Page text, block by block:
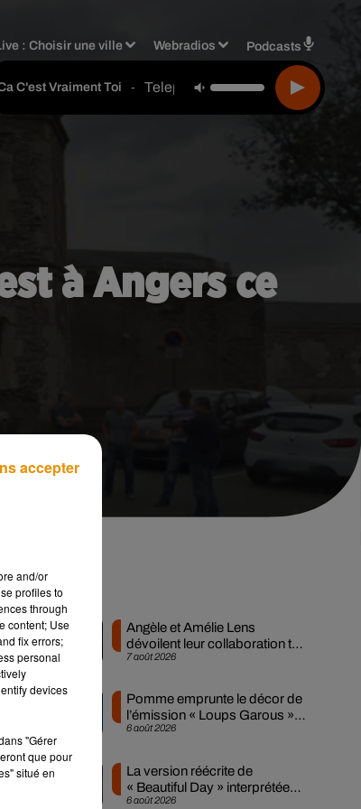
:Choisir une ville Webradios Podcasts
C'est Vraiment Toi - Telephone
à Angers ce
Musique
7 août 2026
Angèle et Amélie Lens
dévoilent leur collaboration tant
attendue
6 août 2026
Pomme emprunte le décor de
l’émission « Loups Garous »
pour son...
6 août 2026
La version réécrite de
« Beautiful Day » interprétée
lors des...
and/or
profiles to
through
content; Use
fix errors;
personal
devices
"Gérer
que pour
situé en
accepter